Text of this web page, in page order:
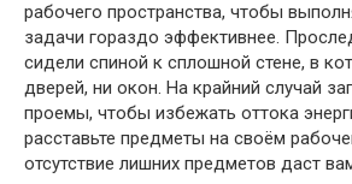
рабочего пространства, чтобы
задачи гораздо эффективнее.
сидели спиной к сплошной стене, в
дверей, ни окон. На крайний случай
проемы, чтобы избежать оттока
расставьте предметы на своём
отсутствие лишних предметов даст